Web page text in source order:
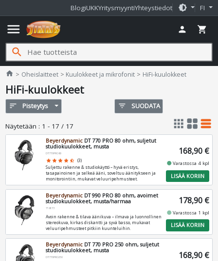
BlogiUKKYritysmyyntiYhteystiedot brightness_medium FI
menu person shopping_cart
search
home Jimms.fi
Oheislaitteet Kuulokkeet ja mikrofonit HiFi-kuulokkeet
HiFi-kuulokkeet
sort Pisteytys filter_list SUODATA
Näytetään : 1 - 17 / 17 apps grid_view table_rows
Beyerdynamic DT 770 PRO 80 ohm, suljetut
studiokuulokkeet, musta
DT770PRO80
star star star star star_half (3)
Suljettu rakenne & studiokäyttö – hyvä eristys,
tasapainoinen ja selkeä ääni, soveltuu äänitykseen ja
monitorointiin, mukavat veluuripehmusteet.
168,90 €
fiber_manual_recordVarastossa 4 kpl
LISÄÄ KORIIN
Beyerdynamic DT 990 PRO 80 ohm, avoimet
studiokuulokkeet, musta/harmaa
718173
Avoin rakenne & tilava äänikuva – ilmava ja luonnollinen
stereokuva, kirkas diskantti ja syvä basso, mukavat
veluuripehmusteet pitkiin kuunteluihin.
178,90 €
fiber_manual_recordVarastossa 1 kpl
LISÄÄ KORIIN
Beyerdynamic DT 770 PRO 250 ohm, suljetut
studiokuulokkeet, musta
DT770PRO250 168,90 €